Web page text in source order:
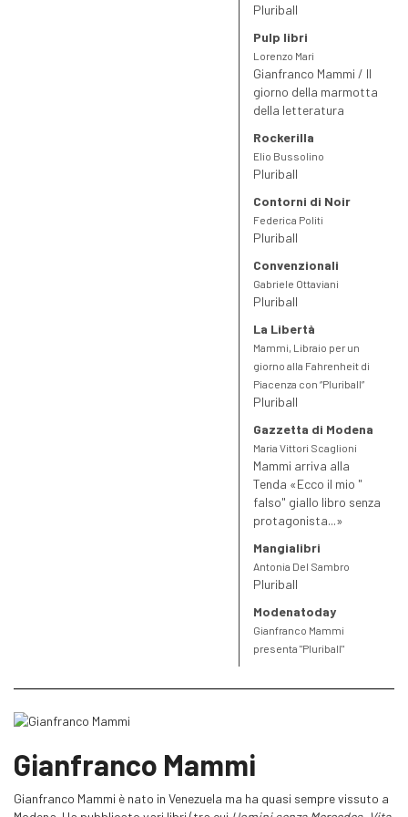
Pluriball
Pulp libri
Lorenzo Mari
Gianfranco Mammi / Il
giorno della marmotta
della letteratura
Rockerilla
Elio Bussolino
Pluriball
Contorni di Noir
Federica Politi
Pluriball
Convenzionali
Gabriele Ottaviani
Pluriball
La Libertà
Mammi, Libraio per un
giorno alla Fahrenheit di
Piacenza con “Pluriball”
Pluriball
Gazzetta di Modena
Maria Vittori Scaglioni
Mammi arriva alla
Tenda «Ecco il mio "
falso" giallo libro senza
protagonista...»
Mangialibri
Antonia Del Sambro
Pluriball
Modenatoday
Gianfranco Mammi
presenta "Pluriball"
Gianfranco Mammi
Gianfranco Mammi è nato in Venezuela ma ha quasi sempre vissuto a